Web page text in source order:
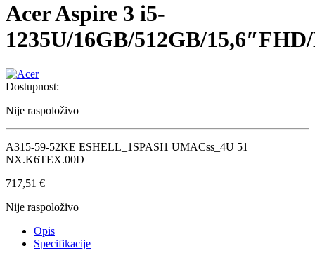
Acer Aspire 3 i5-
1235U/16GB/512GB/
Dostupnost:
Nije raspoloživo
A315-59-52KE ESHELL_1SPASI1 UMACss_4U 51
NX.K6TEX.00D
717,51 €
Nije raspoloživo
Opis
Specifikacije